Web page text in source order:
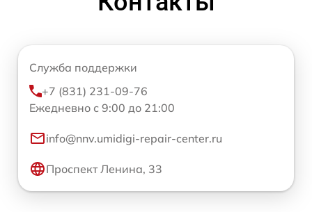
Служба поддержки
+7 (831) 231-09-76
Ежедневно с 9:00 до 21:00
info@nnv.umidigi-repair-center.ru
Проспект Ленина, 33